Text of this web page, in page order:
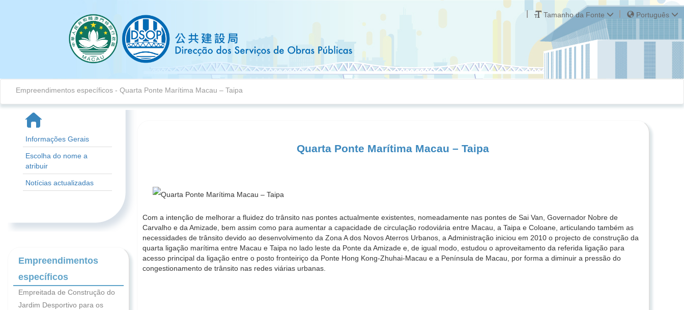
Tamanho da Fonte Português
Empreendimentos específicos - Quarta Ponte Marítima Macau – Taipa
Informações Gerais
Escolha do nome a
atribuir
Notícias actualizadas
Empreendimentos
específicos
Empreitada de Construção do
Jardim Desportivo para os
Quarta Ponte Marítima Macau – Taipa
Com a intenção de melhorar a fluidez do trânsito nas pontes actualmente existentes, nomeadamente nas pontes de Sai Van, Governador Nobre de
Carvalho e da Amizade, bem assim como para aumentar a capacidade de circulação rodoviária entre Macau, a Taipa e Coloane, articulando também as
necessidades de trânsito devido ao desenvolvimento da Zona A dos Novos Aterros Urbanos, a Administração iniciou em 2010 o projecto de construção da
quarta ligação marítima entre Macau e Taipa no lado leste da Ponte da Amizade e, de igual modo, estudou o aproveitamento da referida ligação para
acesso principal da ligação entre o posto fronteiriço da Ponte Hong Kong-Zhuhai-Macau e a Península de Macau, por forma a diminuir a pressão do
congestionamento de trânsito nas redes viárias urbanas.